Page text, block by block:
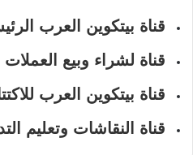
قناة بيتكوين العرب
قناة لشراء وبيع العملات
قناة بيتكوين العرب
قناة النقاشات وتعليم